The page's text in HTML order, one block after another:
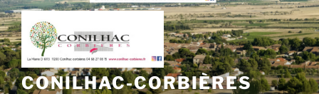
Aller
au
contenu
principal
CONILHAC-CORBIÈRES